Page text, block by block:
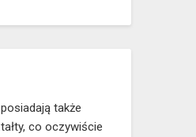
także
co oczywiście